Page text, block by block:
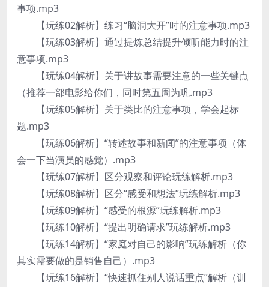
事项.mp3
【玩练02解析】练习“脑洞大开”时的注意事项.mp3
【玩练03解析】通过提炼总结提升倾听能力时的注
意事项.mp3
【玩练04解析】关于讲故事需要注意的一些关键点
（推荐一部电影给你们，同时第五周为巩.mp3
【玩练05解析】关于类比的注意事项，学会起标
题.mp3
【玩练06解析】“转述故事和新闻”的注意事项（体
会一下当演员的感觉）.mp3
【玩练07解析】区分观察和评论玩练解析.mp3
【玩练08解析】区分“感受和想法”玩练解析.mp3
【玩练09解析】“感受的根源”玩练解析.mp3
【玩练10解析】“提出明确请求”玩练解析.mp3
【玩练14解析】“家庭对自己的影响”玩练解析（你
其实需要做的是销售自己）.mp3
【玩练16解析】“快速抓住别人说话重点”解析（训